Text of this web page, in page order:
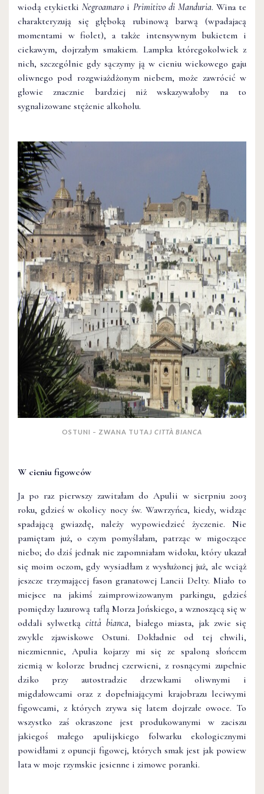
wiodą etykietkiNegroamaro i Primitivo di Manduria. Wina te
charakteryzują się głęboką rubinową barwą (wpadajacą
momentami w fiolet), a także intensywnym bukietem i
ciekawym, dojrzałym smakiem. Lampka któregokolwiek z
nich, szczególnie gdy sączymy ją w cieniu wiekowego gaju
oliwnego pod rozgwiażdżonym niebem, może zawrócić w
głowie znacznie bardziej niż wskazywałoby na to
sygnalizowane stężenie alkoholu.
OSTUNI – ZWANA TUTAJ CITTÀ BIANCA
W cieniu figowców
Ja po raz pierwszy zawitałam do Apulii w sierpniu 2003
roku, gdzieś w okolicy nocy św. Wawrzyńca, kiedy, widząc
spadającą gwiazdę, należy wypowiedzieć życzenie. Nie
pamiętam już, o czym pomyślałam, patrząc w migoczące
niebo; do dziś jednak nie zapomniałam widoku, który ukazał
się moim oczom, gdy wysiadłam z wysłużonej już, ale wciąż
jeszcze trzymającej fason granatowej Lancii Delty. Miało to
miejsce na jakimś zaimprowizowanym parkingu, gdzieś
pomiędzy lazurową taflą Morza Jońskiego, a wznoszącą się w
oddali sylwetką città bianca, białego miasta, jak zwie się
zwykle zjawiskowe Ostuni. Dokładnie od tej chwili,
niezmiennie, Apulia kojarzy mi się ze spaloną słońcem
ziemią w kolorze brudnej czerwieni, z rosnącymi zupełnie
dziko przy autostradzie drzewkami oliwnymi i
migdałowcami oraz z dopełniającymi krajobrazu leciwymi
figowcami, z których zrywa się latem dojrzałe owoce. To
wszystko zaś okraszone jest produkowanymi w zaciszu
jakiegoś małego apulijskiego folwarku ekologicznymi
powidłami z opuncji figowej, których smak jest jak powiew
lata w moje rzymskie jesienne i zimowe poranki.